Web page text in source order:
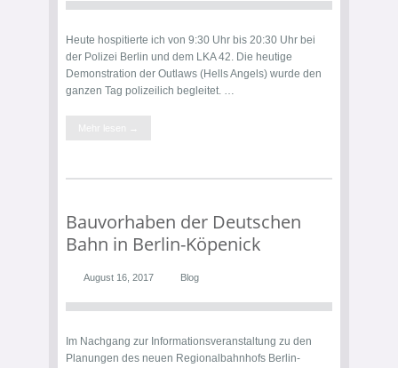
Heute hospitierte ich von 9:30 Uhr bis 20:30 Uhr bei
der Polizei Berlin und dem LKA 42. Die heutige
Demonstration der Outlaws (Hells Angels) wurde den
ganzen Tag polizeilich begleitet. …
Mehr lesen →
Bauvorhaben der Deutschen
Bahn in Berlin-Köpenick
August 16, 2017 Blog
Im Nachgang zur Informationsveranstaltung zu den
Planungen des neuen Regionalbahnhofs Berlin-